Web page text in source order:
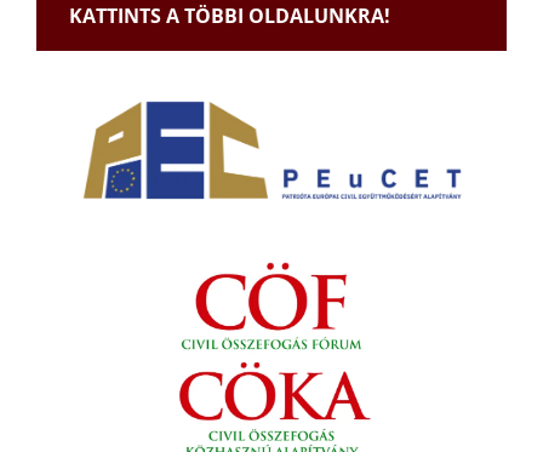
KATTINTS A TÖBBI OLDALUNKRA!